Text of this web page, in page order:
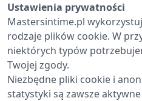
gdy produkt będzie
zapasach. Jest on
Ustawienia prywatności
Mastersintime.pl
rodzaje plików cookie. W
niektórych typów
Twojej zgody.
Niezbędne pliki cookie i
statystyki są zawsze aktywne